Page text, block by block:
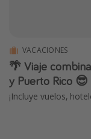
Tailandia
Maldivas
Albania
VACACIONES
🌴 Viaje
y Puerto Rico 😎
¡Incluye vuelos,